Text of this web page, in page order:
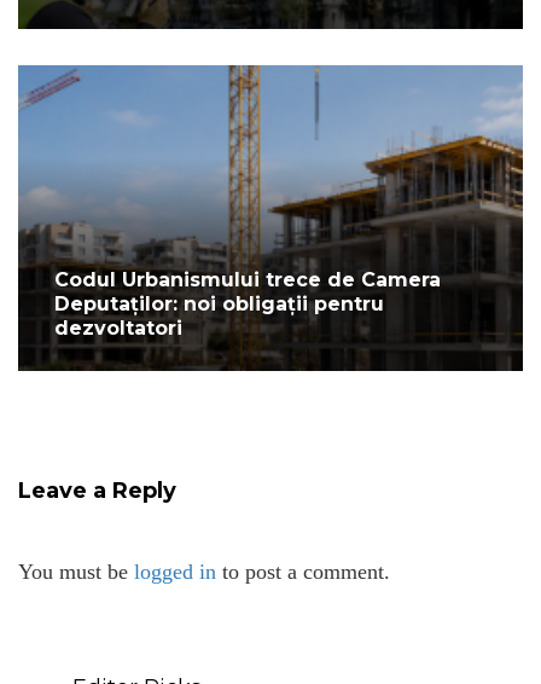
Codul Urbanismului trece de Camera
Deputaților: noi obligații pentru
dezvoltatori
Leave a Reply
You must be logged in to post a comment.